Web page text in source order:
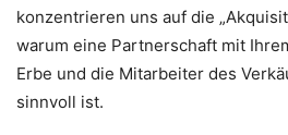
konzentrieren uns auf die
warum eine Partnerschaft mit
Erbe und die Mitarbeiter des
sinnvoll ist.